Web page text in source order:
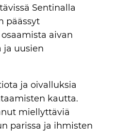
Sentinalla
päässyt
aivan
ja uusien
ja oivalluksia
kautta.
miellyttäviä
parissa ja ihmisten